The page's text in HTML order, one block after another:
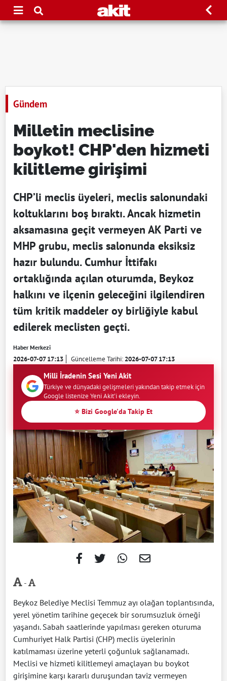
Gündem
Milletin meclisine
boykot! CHP'den hizmeti
kilitleme girişimi
CHP’li meclis üyeleri, meclis salonundaki
koltuklarını boş bıraktı. Ancak hizmetin
aksamasına geçit vermeyen AK Parti ve
MHP grubu, meclis salonunda eksiksiz
hazır bulundu. Cumhur İttifakı
ortaklığında açılan oturumda, Beykoz
halkını ve ilçenin geleceğini ilgilendiren
tüm kritik maddeler oy birliğiyle kabul
edilerek meclisten geçti.
Haber Merkezi
2026-07-07 17:13 Güncelleme Tarihi:2026-07-07 17:13
Milli İradenin Sesi Yeni Akit
Türkiye ve dünyadaki gelişmeleri yakından takip etmek için
Google listenize Yeni Akit'i ekleyin.
⭐ Bizi Google'da Takip Et
-
Beykoz Belediye Meclisi Temmuz ayı olağan toplantısında,
yerel yönetim tarihine geçecek bir sorumsuzluk örneği
yaşandı. Sabah saatlerinde yapılması gereken oturuma
Cumhuriyet Halk Partisi (CHP) meclis üyelerinin
katılmaması üzerine yeterli çoğunluk sağlanamadı.
Meclisi ve hizmeti kilitlemeyi amaçlayan bu boykot
girişimine karşı kararlı duruşundan taviz vermeyen